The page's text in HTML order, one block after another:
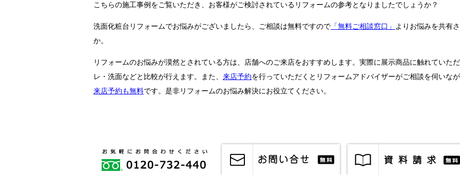
こちらの施工事例をご覧いただき、お客様がご検討されているリフォームの参考となりましたでしょうか？
洗面化粧台リフォームでお悩みがございましたら、ご相談は無料ですので 「無料ご相談窓口」
よりお悩みを共有
か。
リフォームのお悩みが漠然とされている方は、店舗へのご来店をおすすめします。実際に展示商品に触れていた
レ・洗面などと比較が行えます。また、 来店予約を行っていただくとリフォームアドバイザーがご相談を伺いな
来店予約も無料です。是非リフォームのお悩み解決にお役立てください。